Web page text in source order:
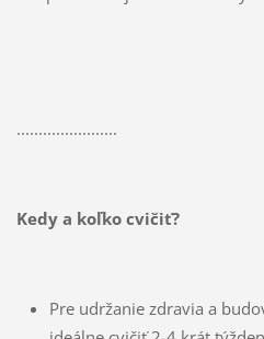
.......................
Kedy a koľko cvičiť?
Pre udržanie zdravia a